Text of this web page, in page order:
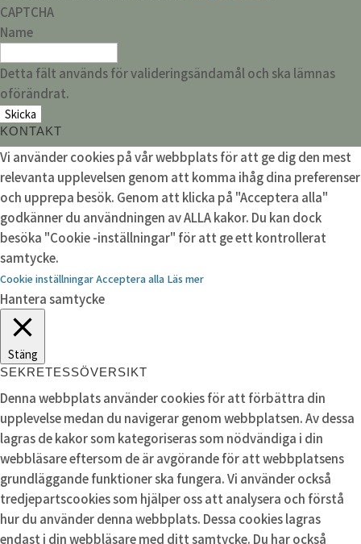
CAPTCHA
Name
Detta fält används för valideringsändamål och ska lämnas
oförändrat.
KONTAKT
Vi använder cookies på vår webbplats för att ge dig den mest
relevanta upplevelsen genom att komma ihåg dina preferenser
och upprepa besök. Genom att klicka på "Acceptera alla"
godkänner du användningen av ALLA kakor. Du kan dock
besöka "Cookie -inställningar" för att ge ett kontrollerat
samtycke.
Cookie inställningarAcceptera alla Läs mer
Hantera samtycke
Stäng
SEKRETESSÖVERSIKT
Denna webbplats använder cookies för att förbättra din
upplevelse medan du navigerar genom webbplatsen. Av dessa
lagras de kakor som kategoriseras som nödvändiga i din
webbläsare eftersom de är avgörande för att webbplatsens
grundläggande funktioner ska fungera. Vi använder också
tredjepartscookies som hjälper oss att analysera och förstå
hur du använder denna webbplats. Dessa cookies lagras
endast i din webbläsare med ditt samtycke. Du har också